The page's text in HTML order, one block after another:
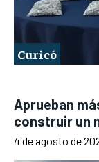
Curicó
Aprueban
construir un
4 de agosto de